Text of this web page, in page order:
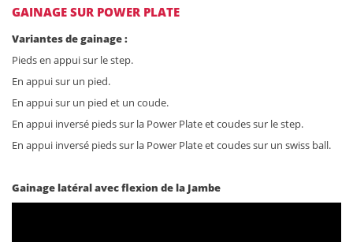
GAINAGE SUR POWER PLATE
Variantes de gainage :
Pieds en appui sur le step.
En appui sur un pied.
En appui sur un pied et un coude.
En appui inversé pieds sur la Power Plate et coudes sur le step.
En appui inversé pieds sur la Power Plate et coudes sur un swiss ball.
Gainage latéral avec flexion de la Jambe